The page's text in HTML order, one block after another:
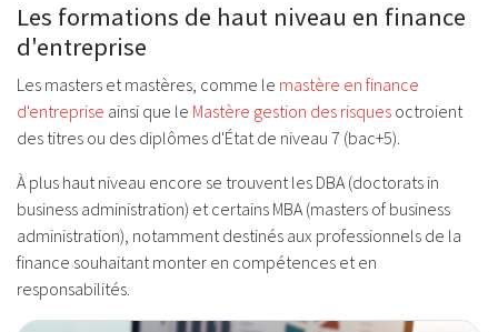
Les formations de haut niveau en finance
d'entreprise
Les masters et mastères, comme le mastère en finance
d'entreprise ainsi que le Mastère gestion des risques octroient
des titres ou des diplômes d'État de niveau 7 (bac+5).
À plus haut niveau encore se trouvent les DBA (doctorats in
business administration) et certains MBA (masters of business
administration), notamment destinés aux professionnels de la
finance souhaitant monter en compétences et en
responsabilités.